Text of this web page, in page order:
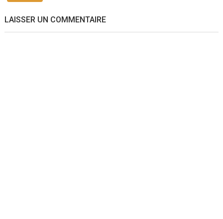
LAISSER UN COMMENTAIRE